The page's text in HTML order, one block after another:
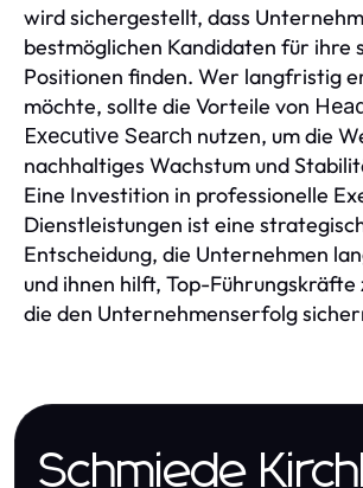
wird sichergestellt, dass
bestmöglichen Kandidaten für ihre
Positionen finden. Wer langfristig
möchte, sollte die Vorteile von
Executive Search nutzen, um die
nachhaltiges Wachstum und
Eine Investition in professionelle
Dienstleistungen ist eine
Entscheidung, die Unternehmen
und ihnen hilft, Top-Führungskräfte
die den Unternehmenserfolg
Schmiede